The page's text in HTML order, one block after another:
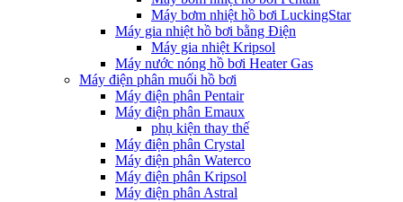
Máy bơm nhiệt hồ bơi LuckingStar
Máy gia nhiệt hồ bơi bằng Điện
Máy gia nhiệt Kripsol
Máy nước nóng hồ bơi Heater Gas
Máy điện phân muối hồ bơi
Máy điện phân Pentair
Máy điện phân Emaux
phụ kiện thay thế
Máy điện phân Crystal
Máy điện phân Waterco
Máy điện phân Kripsol
Máy điện phân Astral